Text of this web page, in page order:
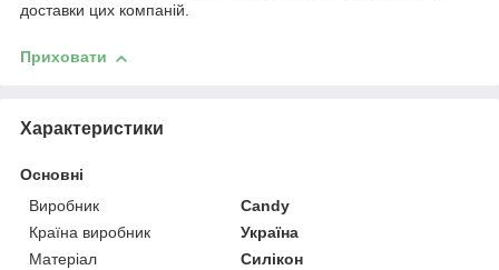
доставки цих компаній.
Приховати
Характеристики
Основні
Виробник
Candy
Країна виробник
Україна
Матеріал
Силікон